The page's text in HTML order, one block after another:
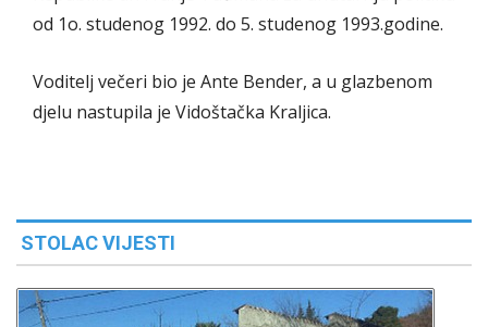
od 1o. studenog 1992. do 5. studenog 1993.godine.
Voditelj večeri bio je Ante Bender, a u glazbenom
djelu nastupila je Vidoštačka Kraljica.
STOLAC VIJESTI